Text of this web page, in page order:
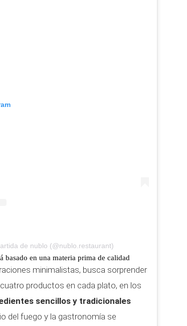
de nublo (@nublo.restaurant)
basado en una materia prima de calidad
minimalistas, busca sorprender
productos en cada plato, en los
sencillos y tradicionales
del fuego y la gastronomía se